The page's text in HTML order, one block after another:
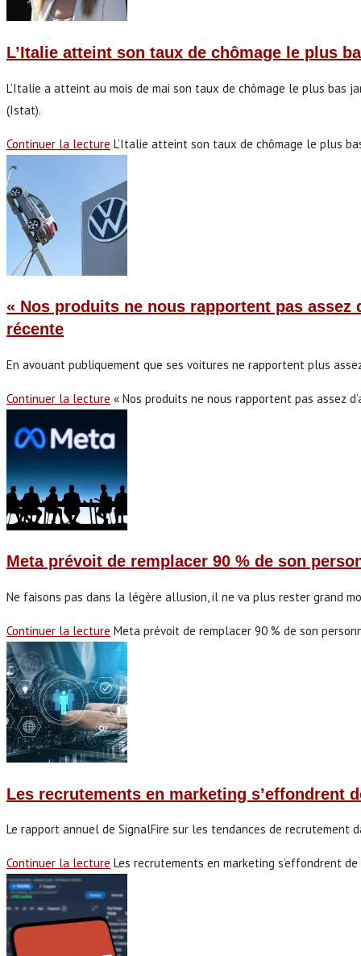
L’Italie atteint son taux de chômage le plus
L’Italie a atteint au mois de mai son taux de chômage le plus bas
(Istat).
Continuer la lecture L’Italie atteint son taux de chômage le plus
« Nos produits ne nous rapportent pas
récente
En avouant publiquement que ses voitures ne rapportent plus
Continuer la lecture « Nos produits ne nous rapportent pas assez
Meta prévoit de remplacer 90 % de son
Ne faisons pas dans la légère allusion, il ne va plus rester grand
Continuer la lecture Meta prévoit de remplacer 90 % de son
Les recrutements en marketing s’effondrent
Le rapport annuel de SignalFire sur les tendances de
Continuer la lecture Les recrutements en marketing s’effondrent